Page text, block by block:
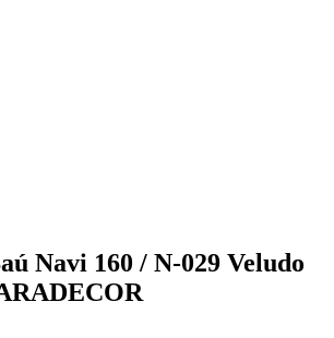
Navi 160 / N-029 Veludo